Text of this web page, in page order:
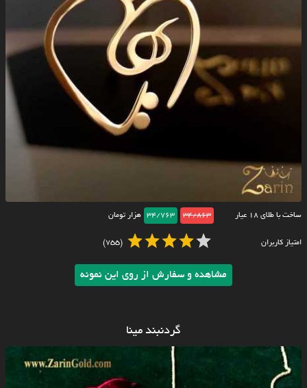
ساخت با طلای ۱۸ عیار 34/863
34/763 هزار تومان
امتیاز کاربران (755)
مشاهده و سفارش از روی این نمونه
گردنبند مینا